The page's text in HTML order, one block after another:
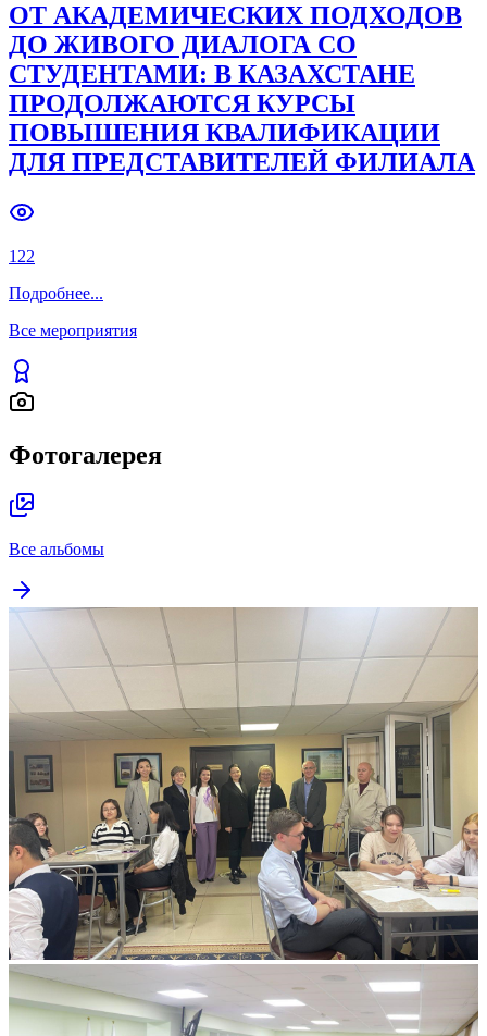
ОТ АКАДЕМИЧЕСКИХ ПОДХОДОВ
ДО ЖИВОГО ДИАЛОГА СО
СТУДЕНТАМИ: В КАЗАХСТАНЕ
ПРОДОЛЖАЮТСЯ КУРСЫ
ПОВЫШЕНИЯ КВАЛИФИКАЦИИ
ДЛЯ ПРЕДСТАВИТЕЛЕЙ ФИЛИАЛА
122
Подробнее...
Все мероприятия
Фотогалерея
Все альбомы